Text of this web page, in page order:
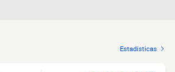
Estadísticas